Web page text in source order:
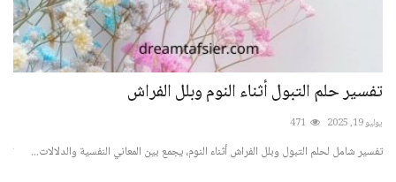
تفسير حلم التبول أثناء النوم وبلل الفراش
يوليو 19, 2025 471
تفسير شامل لحلم التبول وبلل الفراش أثناء النوم، يجمع بين المعاني النفسية والدلالات...